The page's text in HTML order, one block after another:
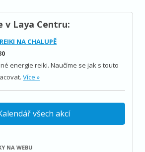
v Laya Centru:
NA CHALUPĚ
energie reiki. Naučíme se jak s touto
Více »
všech akcí
NA WEBU